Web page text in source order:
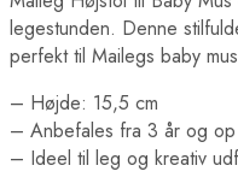
legestunden. Denne
perfekt til Mailegs baby
– Højde: 15,5 cm
– Anbefales fra 3 år og op
– Ideel til leg og kreativ